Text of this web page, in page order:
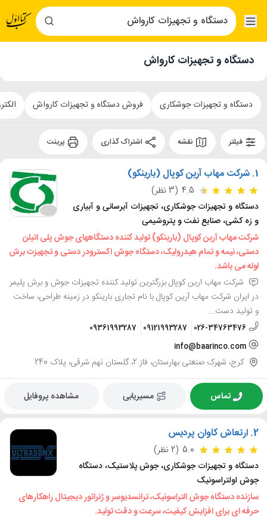
دستگاه و تجهیزات کارواش
دستگاه و تجهیزات جوشکاری فروش دستگاه و تجهیزات کارواش
فیلتر نقشه
1. شرکت مهاب آرین کوپال (بارینکو)
4.5 (3 نظر)
دستگاه و تجهیزات جوشکاری، تجهیزات آبرسانی و آبیاری
و زه کشی، صنایع نفت و پتروشیمی
شرکت مهاب آرین کوپال (بارینکو) تولید کننده دستگاههای جوش پلی اتیلن
دستی، نیمه و تمام هیدرولیک، دستگاه جوش اکسترودر دستی و تجهیزت برش
لوله می باشد.
شرکت مهاب ارین کوپال بزرگترین تولید کننده تجهیزات جوش و برش پلیمر
در ایران شرکت مهاب آرین کوپال با نام تجاری بارینکو در زمینه طراحی، ساخت
و تولید دست...
026-34763476
09121993287
09361993287
info@baarinco.com
کرج، شهرک صنعتی بهارستان، فاز 2، گلستان نهم شرقی، پلاک 240
تماس مسیریابی مشاهده پروفایل
2. ارتعاش کاوان پردیس
5.0 (2 نظر)
دستگاه و تجهیزات جوشکاری، جوش پلاستیک، دستگاه
جوش اولتراسونیک
سازنده دستگاه جوش التراسونیک، ترانسدیوسر و ژنراتور دیجیتال راهکارهای
حرفه ای برای افزایش کیفیت، سرعت و دقت تولید.